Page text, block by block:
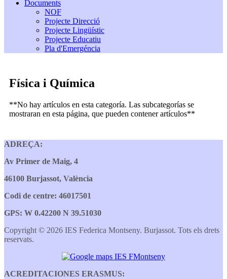
Documents
NOF
Projecte Direcció
Projecte Lingüístic
Projecte Educatiu
Pla d'Emergéncia
Física i Química
**No hay artículos en esta categoría. Las subcategorías se
mostraran en esta página, que pueden contener artículos**
ADREÇA:
Av Primer de Maig, 4
46100 Burjassot, València
Codi de centre: 46017501
GPS: W 0.42200 N 39.51030
Copyright © 2026 IES Federica Montseny. Burjassot. Tots els drets
reservats.
ACREDITACIONES ERASMUS: